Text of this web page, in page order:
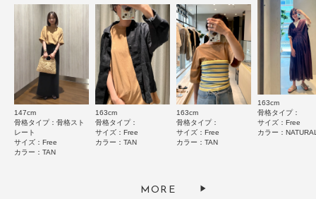
とじる
絞り込み 表示：新しい順
2026.6.14
良い
色：NATURAL サイズ：Free
no name
147cm
骨格タイプ：骨格スト
レート
サイズ：Free
カラー：TAN
163cm
骨格タイプ：
サイズ：Free
カラー：TAN
163cm
骨格タイプ：
サイズ：Free
カラー：TAN
163cm
骨格タイプ：
サイズ：Free
カラー：
MORE